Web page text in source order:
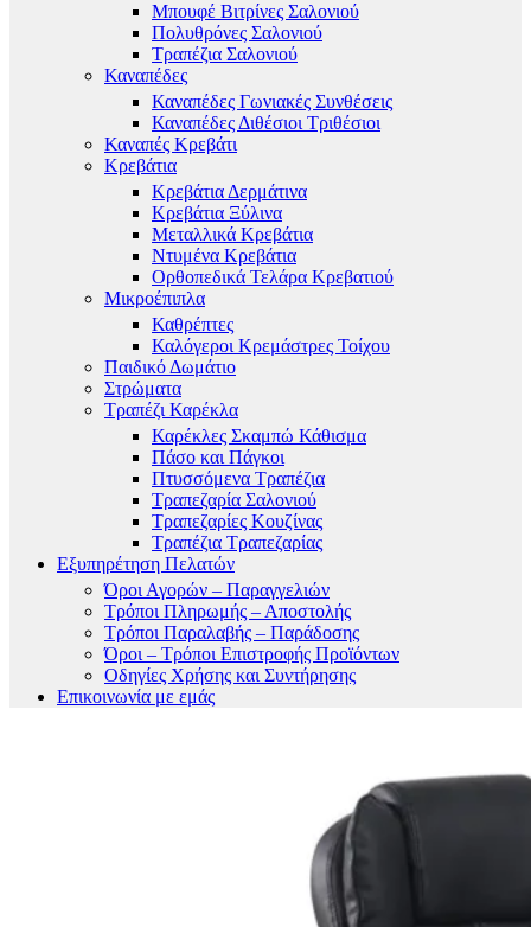
Μπουφέ Βιτρίνες Σαλονιού
Πολυθρόνες Σαλονιού
Τραπέζια Σαλονιού
Καναπέδες
Καναπέδες Γωνιακές Συνθέσεις
Καναπέδες Διθέσιοι Τριθέσιοι
Καναπές Κρεβάτι
Κρεβάτια
Κρεβάτια Δερμάτινα
Κρεβάτια Ξύλινα
Μεταλλικά Κρεβάτια
Ντυμένα Κρεβάτια
Ορθοπεδικά Τελάρα Κρεβατιού
Μικροέπιπλα
Καθρέπτες
Καλόγεροι Κρεμάστρες Τοίχου
Παιδικό Δωμάτιο
Στρώματα
Τραπέζι Καρέκλα
Καρέκλες Σκαμπώ Κάθισμα
Πάσο και Πάγκοι
Πτυσσόμενα Τραπέζια
Τραπεζαρία Σαλονιού
Τραπεζαρίες Κουζίνας
Τραπέζια Τραπεζαρίας
Εξυπηρέτηση Πελατών
Όροι Αγορών – Παραγγελιών
Τρόποι Πληρωμής – Αποστολής
Τρόποι Παραλαβής – Παράδοσης
Όροι – Τρόποι Επιστροφής Προϊόντων
Οδηγίες Χρήσης και Συντήρησης
Επικοινωνία με εμάς